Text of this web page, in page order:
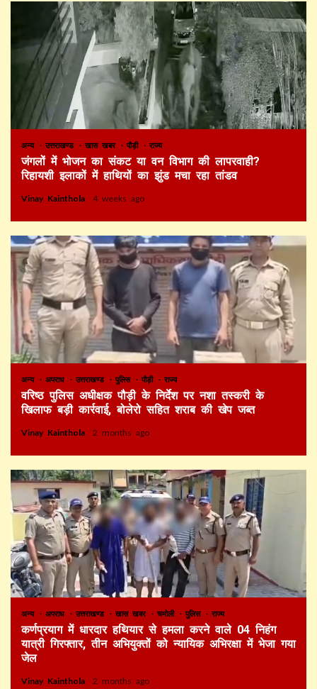
अन्य उत्तराखण्ड खास खबर पौड़ी राज्य
जंगलों में भोजन का संकट या वन विभाग की लापरवाही?
रिहायशी इलाकों में हाथियों का झुंड मचा रहा तांडव
Vinay Kainthola 4 weeks ago
अन्य अपराध उत्तराखण्ड पुलिस पौड़ी राज्य
वरिष्ठ पुलिस अधीक्षक पौड़ी के निर्देश पर नशा तस्करी के
खिलाफ बड़ी कार्रवाई, बोलेरो सहित शराब की खेप जब्त
Vinay Kainthola 2 months ago
अन्य अपराध उत्तराखण्ड खास खबर चमोली पुलिस राज्य
कर्णप्रयाग में धारदार हथियार से हमला करने वाले 04 निहंग
यात्री गिरफ्तार, तीन अभियुक्तों को न्यायिक अभिरक्षा में भेजा गया
जेल
Vinay Kainthola 2 months ago